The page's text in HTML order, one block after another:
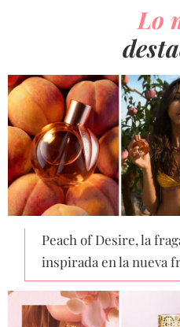
Lo
Peach of Desire, la
inspirada en la nueva